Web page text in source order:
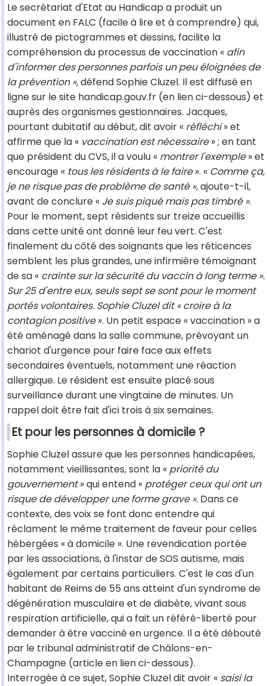
Le secrétariat d'Etat au Handicap a produit un
document en FALC (facile à lire et à comprendre) qui,
illustré de pictogrammes et dessins, facilite la
compréhension du processus de vaccination « afin
d'informer des personnes parfois un peu éloignées de
la prévention », défend Sophie Cluzel. Il est diffusé en
ligne sur le site handicap.gouv.fr (en lien ci-dessous) et
auprès des organismes gestionnaires. Jacques,
pourtant dubitatif au début, dit avoir « réfléchi» et
affirme que la « vaccination est nécessaire» ; en tant
que président du CVS, il a voulu « montrer l'exemple» et
encourage « tous les résidents à le faire». « Comme ça,
je ne risque pas de problème de santé »,ajoute-t-il,
avant de conclure « Je suis piqué mais pas timbré ».
Pour le moment, sept résidents sur treize accueillis
dans cette unité ont donné leur feu vert. C'est
finalement du côté des soignants que les réticences
semblent les plus grandes, une infirmière témoignant
de sa « crainte sur la sécurité du vaccin à long terme ».
Sur 25 d'entre eux, seuls sept se sont pour le moment
portés volontaires. Sophie Cluzel dit « croire à la
contagion positive». Un petit espace « vaccination » a
été aménagé dans la salle commune, prévoyant un
chariot d'urgence pour faire face aux effets
secondaires éventuels, notamment une réaction
allergique. Le résident est ensuite placé sous
surveillance durant une vingtaine de minutes. Un
rappel doit être fait d'ici trois à six semaines.
Et pour les personnes à domicile ?
Sophie Cluzel assure que les personnes handicapées,
notamment vieillissantes, sont la « priorité du
gouvernement» qui entend « protéger ceux qui ont un
risque de développer une forme grave ». Dans ce
contexte, des voix se font donc entendre qui
réclament le même traitement de faveur pour celles
hébergées « à domicile ». Une revendication portée
par les associations, à l'instar de SOS autisme, mais
également par certains particuliers. C'est le cas d'un
habitant de Reims de 55 ans atteint d'un syndrome de
dégénération musculaire et de diabète, vivant sous
respiration artificielle, qui a fait un référé-liberté pour
demander à être vacciné en urgence. Il a été débouté
par le tribunal administratif de Châlons-en-
Champagne (article en lien ci-dessous).
Interrogée à ce sujet, Sophie Cluzel dit avoir « saisi la